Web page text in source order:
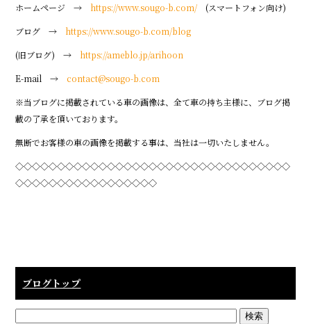
ホームページ → https://www.sougo-b.com/ (スマートフォン向け)
ブログ → https://www.sougo-b.com/blog
(旧ブログ) → https://ameblo.jp/arihoon
E-mail →contact@sougo-b.com
※当ブログに掲載されている車の画像は、全て車の持ち主様に、ブログ掲
載の了承を頂いております。
無断でお客様の車の画像を掲載する事は、当社は一切いたしません。
◇◇◇◇◇◇◇◇◇◇◇◇◇◇◇◇◇◇◇◇◇◇◇◇◇◇◇◇◇◇◇◇◇
◇◇◇◇◇◇◇◇◇◇◇◇◇◇◇◇◇
ブログトップ